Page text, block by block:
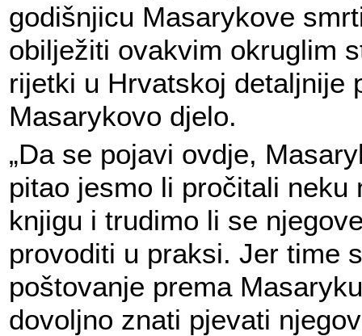
godišnjicu Masarykove
obilježiti ovakvim okruglim
rijetki u Hrvatskoj detaljnije
Masarykovo djelo.
„Da se pojavi ovdje,
pitao jesmo li pročitali neku
knjigu i trudimo li se
provoditi u praksi. Jer time
poštovanje prema
dovoljno znati pjevati